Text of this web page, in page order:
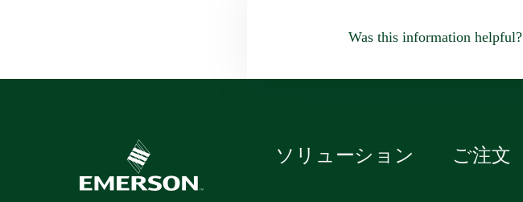
Was this information helpful?
ソリューション ご注文